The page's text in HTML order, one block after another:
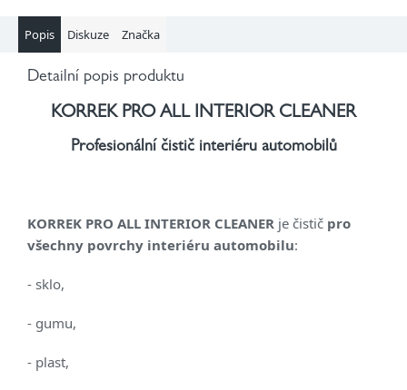
Popis Diskuze Značka
Detailní popis produktu
KORREK PRO ALL INTERIOR CLEANER
Profesionální čistič interiéru automobilů
KORREK PRO ALL INTERIOR CLEANER je čistič pro
všechny povrchy interiéru automobilu:
- sklo,
- gumu,
- plast,